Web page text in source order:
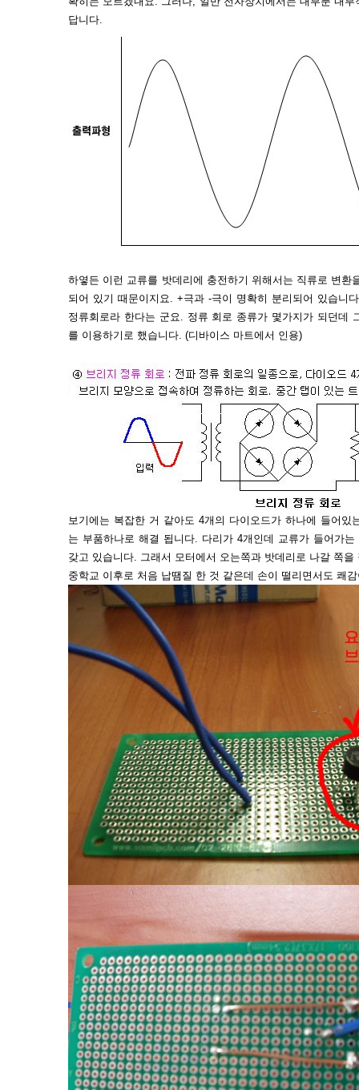
답니다.
하옇든 이런 교류를 밧데리에 충전하기 위해서는 직류로 변환
되어 있기 때문이지요. +극과 -극이 명확히 분리되어 있습니
정류회로라 한다는 군요. 정류 회로 종류가 몇가지가 되던데
를 이용하기로 했습니다. (디바이스 마트에서 인용)
보기에는 복잡한 거 같아도 4개의 다이오드가 하나에 들어있
는 부품하나로 해결 됩니다. 다리가 4개인데 교류가 들어가
갖고 있습니다. 그래서 모터에서 오는쪽과 밧데리로 나갈 쪽
중학교 이후로 처음 납땜질 한 것 같은데 손이 떨리면서도 쾌